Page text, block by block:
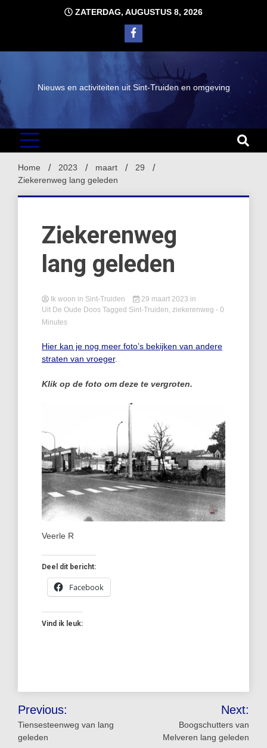
ZATERDAG, AUGUSTUS 8, 2026
Nieuws en activiteiten uit Sint-Truiden en omgeving
Home 2023 maart
29
Ziekerenweg lang geleden
Ziekerenweg
lang geleden
Ik woon in Sint-Truiden 29 maart 2023 in
Uit De Oude Doos Tagged Sint-Truiden, ziekerenweg - 0
Minutes
Hier kan je nog meer foto’s bekijken van andere
straten van vroeger.
Klik op de foto om deze te vergroten.
Veerle R
Deel dit bericht:
Facebook
Vind ik leuk:
Bericht
navigatie
Previous:
Tiensesteenweg van lang
geleden
Next:
Boogschutters van
Melveren lang geleden